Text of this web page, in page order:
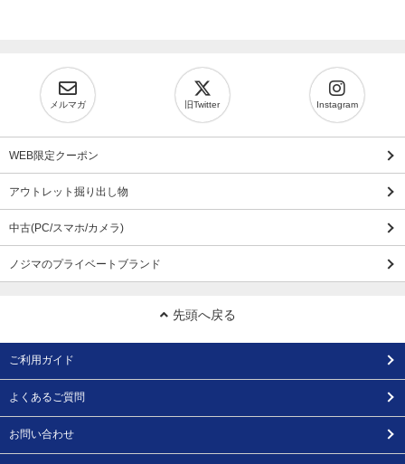
メルマガ 旧Twitter Instagram
WEB限定クーポン
アウトレット掘り出し物
中古(PC/スマホ/カメラ)
ノジマのプライベートブランド
先頭へ戻る
ご利用ガイド
よくあるご質問
お問い合わせ